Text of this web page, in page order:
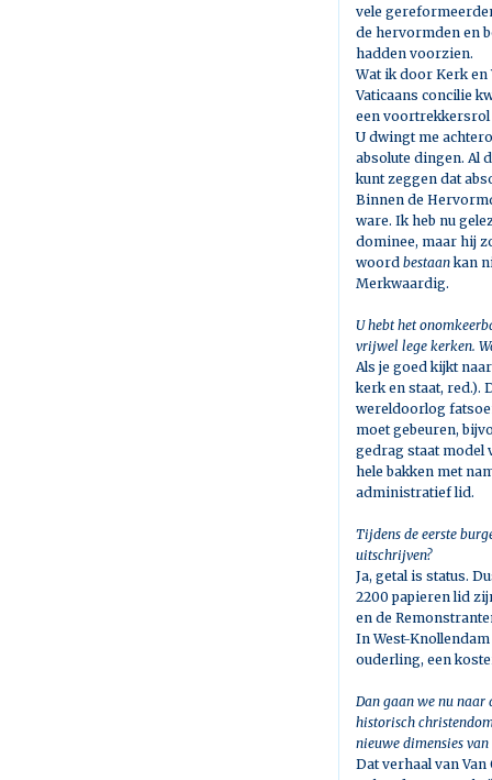
vele
de hervormden en
hadden voorzien.
Wat ik door Kerk en
Vaticaans concilie
een voortrekkersrol
U dwingt me
absolute dingen. Al
kunt zeggen dat
Binnen de
ware. Ik heb nu
dominee, maar hij
woord bestaankan
Merkwaardig.
U hebt het
vrijwel lege kerken.
Als je goed kijkt
kerk en staat, red.).
wereldoorlog
moet gebeuren,
gedrag staat model
hele bakken met
administratief lid.
Tijdens de eerste
uitschrijven?
Ja, getal is status.
2200 papieren lid
en de
In West-
ouderling, een
Dan gaan we nu naar
historisch
nieuwe dimensies
Dat verhaal van